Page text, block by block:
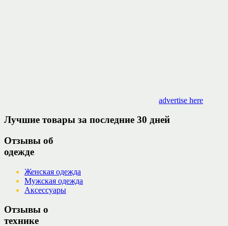
advertise here
Лучшие товары за последние 30 дней
Отзывы об
одежде
Женская одежда
Мужская одежда
Аксессуары
Отзывы о
технике